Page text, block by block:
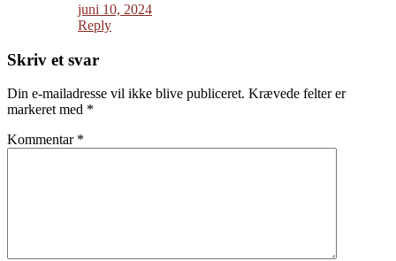
juni 10, 2024
Reply
Skriv et svar
Din e-mailadresse vil ikke blive publiceret. Krævede felter er
markeret med *
Kommentar *